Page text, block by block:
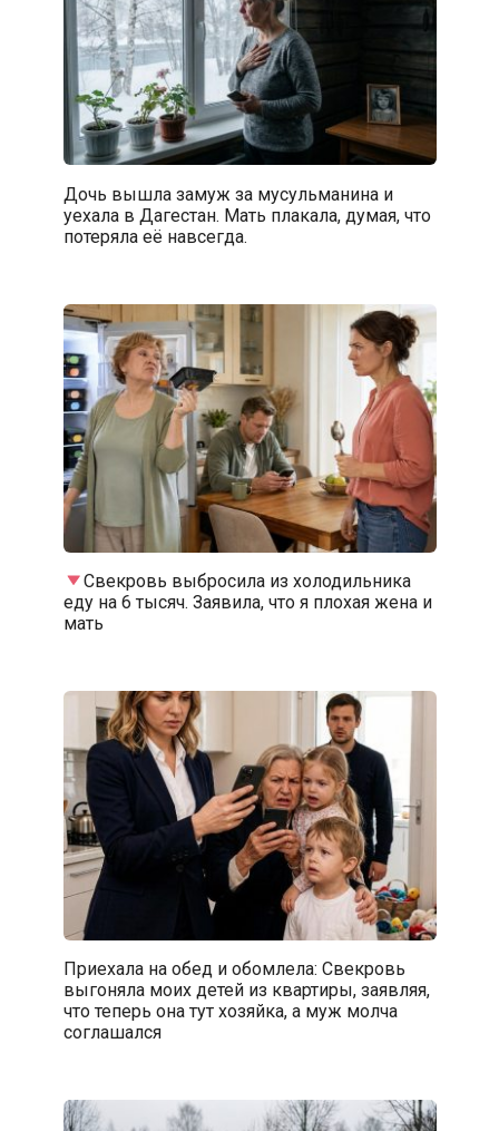
Дочь вышла замуж за мусульманина и
уехала в Дагестан. Мать плакала, думая, что
потеряла её навсегда.
Свекровь выбросила из холодильника
еду на 6 тысяч. Заявила, что я плохая жена и
мать
Приехала на обед и обомлела: Свекровь
выгоняла моих детей из квартиры, заявляя,
что теперь она тут хозяйка, а муж молча
соглашался